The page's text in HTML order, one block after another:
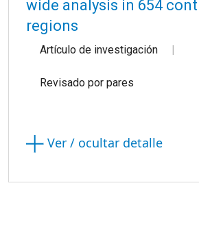
wide analysis in 654
regions
Artículo de investigación
Revisado por pares
Ver / ocultar detalle